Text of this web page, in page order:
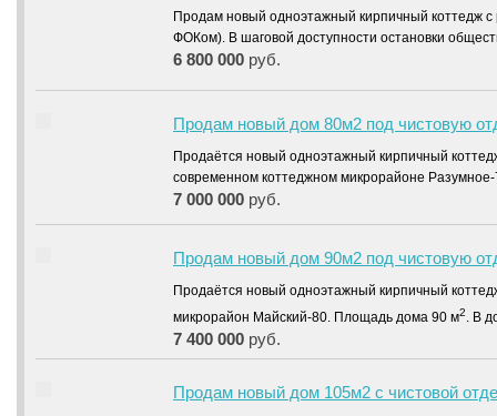
Продам новый одноэтажный кирпичный коттедж
ФОКом). В шаговой доступности остановки
6 800 000 руб.
Продам новый дом 80м2 под чистовую
Продаётся новый одноэтажный кирпичный
современном коттеджном микрорайоне
7 000 000 руб.
Продам новый дом 90м2 под чистовую
Продаётся новый одноэтажный кирпичный
микрорайон Майский-80. Площадь дома 90 м2. В
7 400 000 руб.
Продам новый дом 105м2 с чистовой